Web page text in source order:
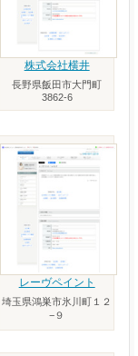
株式会社横井
長野県飯田市大門町
3862-6
レーヴペイント
埼玉県鴻巣市氷川町１２
−９